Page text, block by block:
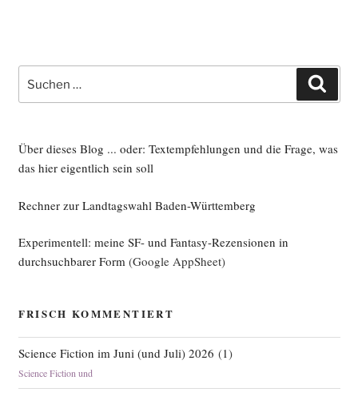
nach:
Über dieses Blog ... oder: Textempfehlungen und die Frage, was
das hier eigentlich sein soll
Rechner zur Landtagswahl Baden-Württemberg
Experimentell: meine SF- und Fantasy-Rezensionen in
durchsuchbarer Form(Google AppSheet)
FRISCH KOMMENTIERT
Science Fiction im Juni (und Juli) 2026 (1)
Science Fiction und